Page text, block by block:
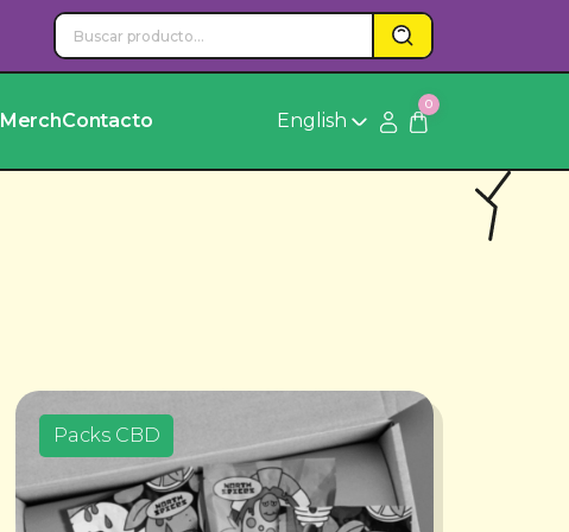
MerchContacto English
0
Packs CBD